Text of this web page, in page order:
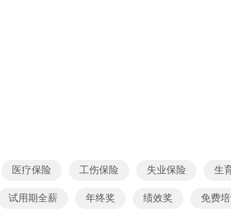
医疗保险 工伤保险 失业保险 生
试用期全薪 年终奖 绩效奖 免费培